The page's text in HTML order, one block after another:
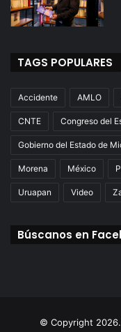
TAGS POPULARES
Accidente AMLO
CNTE Congreso del
Gobierno del Estado de
Morena México
Uruapan Video
Búscanos en
© Copyright